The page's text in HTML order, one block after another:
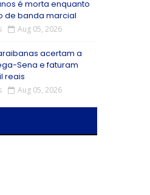
é morta enquanto
de banda marcial
Aug 05, 2026
acertam a
Sena e faturam
reais
Aug 05, 2026